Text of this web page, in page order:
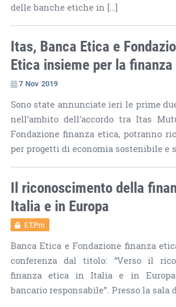
delle banche etiche in […]
Itas, Banca Etica e
Etica insieme per la
7 Nov 2019
Sono state annunciate ieri le prime
nell’ambito dell’accordo tra Itas
Fondazione finanza etica, potranno
per progetti di economia sostenibile e
Il riconoscimento della
Italia e in Europa
ET.Pro
Banca Etica e Fondazione finanza
conferenza dal titolo: “Verso il
finanza etica in Italia e in
bancario responsabile”. Presso la sala